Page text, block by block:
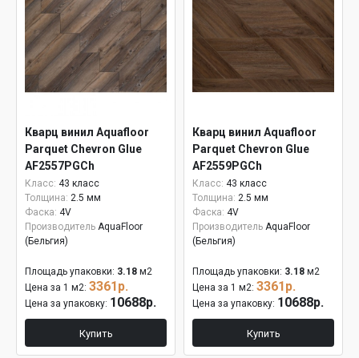
Кварц винил Aquafloor
Parquet Chevron Glue
AF2557PGCh
Класс: 43 класс
Толщина: 2.5 мм
Фаска: 4V
Производитель AquaFloor
(Бельгия)
Площадь упаковки: 3.18 м2
Цена за 1 м2: 3361р.
Цена за упаковку: 10688р.
Купить
Кварц винил Aquafloor
Parquet Chevron Glue
AF2559PGCh
Класс: 43 класс
Толщина: 2.5 мм
Фаска: 4V
Производитель AquaFloor
(Бельгия)
Площадь упаковки: 3.18 м2
Цена за 1 м2: 3361р.
Цена за упаковку: 10688р.
Купить